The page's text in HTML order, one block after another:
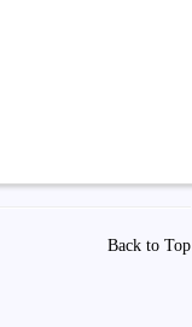
Back to Top